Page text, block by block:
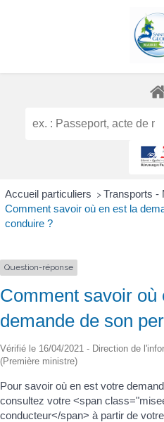
Accueil particuliers > Transports -
Comment savoir où en est la
conduire ?
Question-réponse
Comment savoir où
demande de son
Vérifié le 16/04/2021 - Direction de
(Première ministre)
Pour savoir où en est votre
consultez votre <span
conducteur</span> à partir de